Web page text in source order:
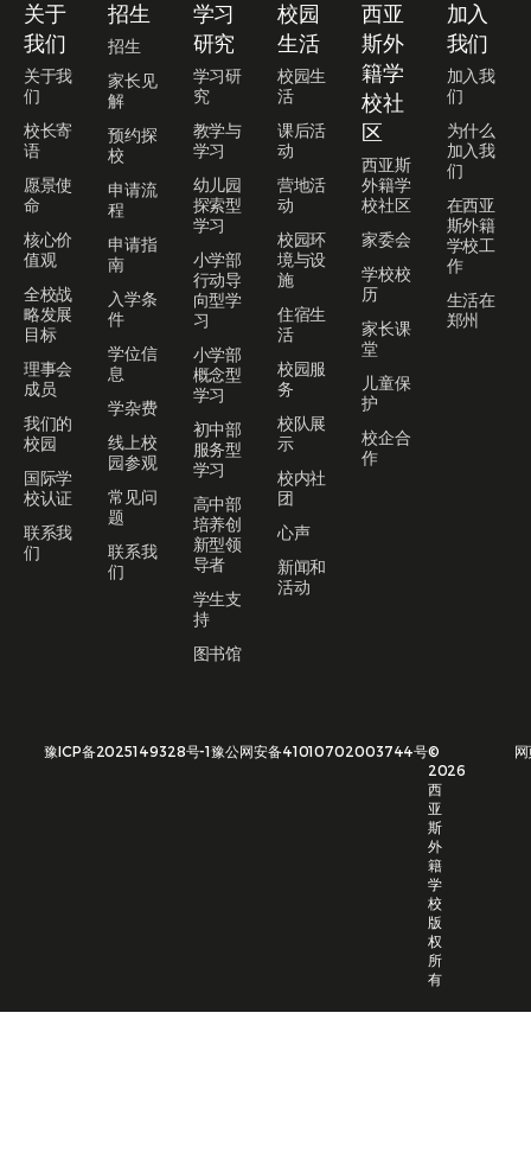
关于
我们
关于我
们
校长寄
语
愿景使
命
核心价
值观
全校战
略发展
目标
理事会
成员
我们的
校园
国际学
校认证
联系我
们
招生
招生
家长见
解
预约探
校
申请流
程
申请指
南
入学条
件
学位信
息
学杂费
线上校
园参观
常见问
题
联系我
们
学习
研究
学习研
究
教学与
学习
幼儿园
探索型
学习
小学部
行动导
向型学
习
小学部
概念型
学习
初中部
服务型
学习
高中部
培养创
新型领
导者
学生支
持
图书馆
校园
生活
校园生
活
课后活
动
营地活
动
校园环
境与设
施
住宿生
活
校园服
务
校队展
示
校内社
团
心声
新闻和
活动
西亚
斯外
籍学
校社
区
西亚斯
外籍学
校社区
家委会
学校校
历
家长课
堂
儿童保
护
校企合
作
加入
我们
加入我
们
为什么
加入我
们
在西亚
斯外籍
学校工
作
生活在
郑州
豫ICP备2025149328号-1豫公网安备41010702003744号©
2026
西
亚
斯
外
籍
学
校
版
权
所
有